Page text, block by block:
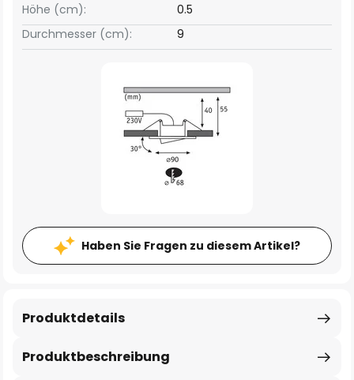
Höhe (cm):
0.5
Durchmesser (cm):
9
Haben Sie Fragen zu diesem Artikel?
Produktbeschreibung
Produktdetails